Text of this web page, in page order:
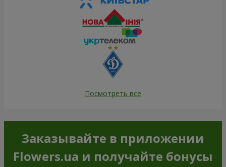
Посмотреть все
Заказывайте в приложении
Flowers.ua и получайте бонусы